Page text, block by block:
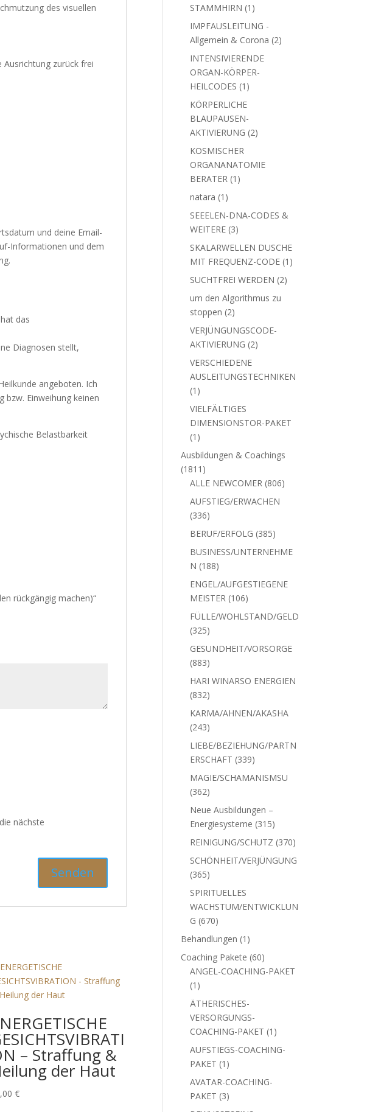
des visuellen
zurück frei
und deine Email-
Informationen und dem
das
Diagnosen stellt,
angeboten. Ich
bzw. Einweihung keinen
Belastbarkeit
rückgängig machen)“
nächste
– Straffung &
der Haut
€
STAMMHIRN 1 1
Produkt
IMPFAUSLEITUNG -
Allgemein & Corona 22
INTENSIVIERENDE
ORGAN-KÖRPER-
HEILCODES 1 1
Produkt
KÖRPERLICHE
BLAUPAUSEN-
AKTIVIERUNG 22
KOSMISCHER
ORGANANATOMIE
BERATER 1 1
natara 1 1
Produkt
SEEELEN-DNA-CODES &
WEITERE 33
Produkte
SKALARWELLEN DUSCHE
MIT FREQUENZ-CODE 1 1
SUCHTFREI WERDEN 22
um den Algorithmus zu
stoppen 22
Produkte
VERJÜNGUNGSCODE-
AKTIVIERUNG 22
VERSCHIEDENE
AUSLEITUNGSTECHNIKEN
1 1
Produkt
VIELFÄLTIGES
DIMENSIONSTOR-PAKET
1 1
Produkt
Ausbildungen & Coachings
1811 1811
Produkte
ALLE NEWCOMER 806806
AUFSTIEG/ERWACHEN
336336
Produkte
BERUF/ERFOLG 385385
Produkte
BUSINESS/UNTERNEHME
N 188188
Produkte
ENGEL/AUFGESTIEGENE
MEISTER 106106
Produkte
FÜLLE/WOHLSTAND/GELD
325325
Produkte
GESUNDHEIT/VORSORGE
883883
Produkte
HARI WINARSO ENERGIEN
832832
Produkte
KARMA/AHNEN/AKASHA
243243
Produkte
LIEBE/BEZIEHUNG/PARTN
ERSCHAFT 339339
Produkte
MAGIE/SCHAMANISMSU
362362
Produkte
Neue Ausbildungen –
Energiesysteme 315315
Produkte
REINIGUNG/SCHUTZ 370370
Produkte
SCHÖNHEIT/VERJÜNGUNG
365365
Produkte
SPIRITUELLES
WACHSTUM/ENTWICKLUN
G 670670
Produkte
Behandlungen 1 1
Produkt
Coaching Pakete 6060
Produkte
ANGEL-COACHING-PAKET
1 1
Produkt
ÄTHERISCHES-
VERSORGUNGS-
COACHING-PAKET 1 1
Produkt
AUFSTIEGS-COACHING-
PAKET 1 1
Produkt
AVATAR-COACHING-
PAKET 33
Produkte